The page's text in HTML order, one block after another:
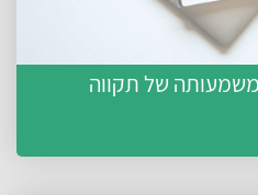
של תקווה